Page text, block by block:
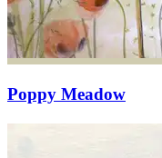
Poppy Meadow